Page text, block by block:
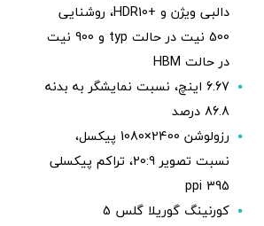
دالبی ویژن و +HDR10، روشنایی
500 نیت در حالت typ و 900 نیت
در حالت HBM
6.67 اینچ، نسبت نمایشگر به بدنه
86.8 درصد
رزولوشن 2400×1080 پیکسل،
نسبت تصویر 20:9، تراکم پیکسلی
395 ppi
کورنینگ گوریلا گلس 5